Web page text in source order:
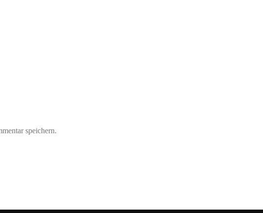
speichern.